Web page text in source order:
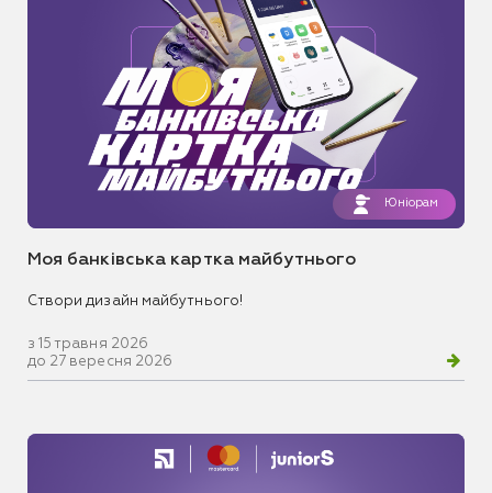
Юніорам
Моя банківська картка майбутнього
Створи дизайн майбутнього!
з 15 травня 2026
до 27 вересня 2026